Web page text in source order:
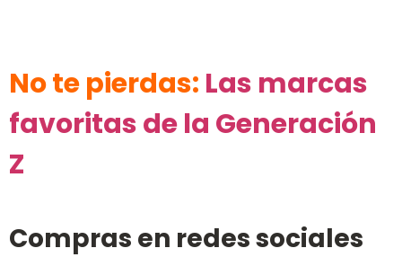
No te pierdas: Las marcas
favoritas de la Generación
Z
Compras en redes sociales